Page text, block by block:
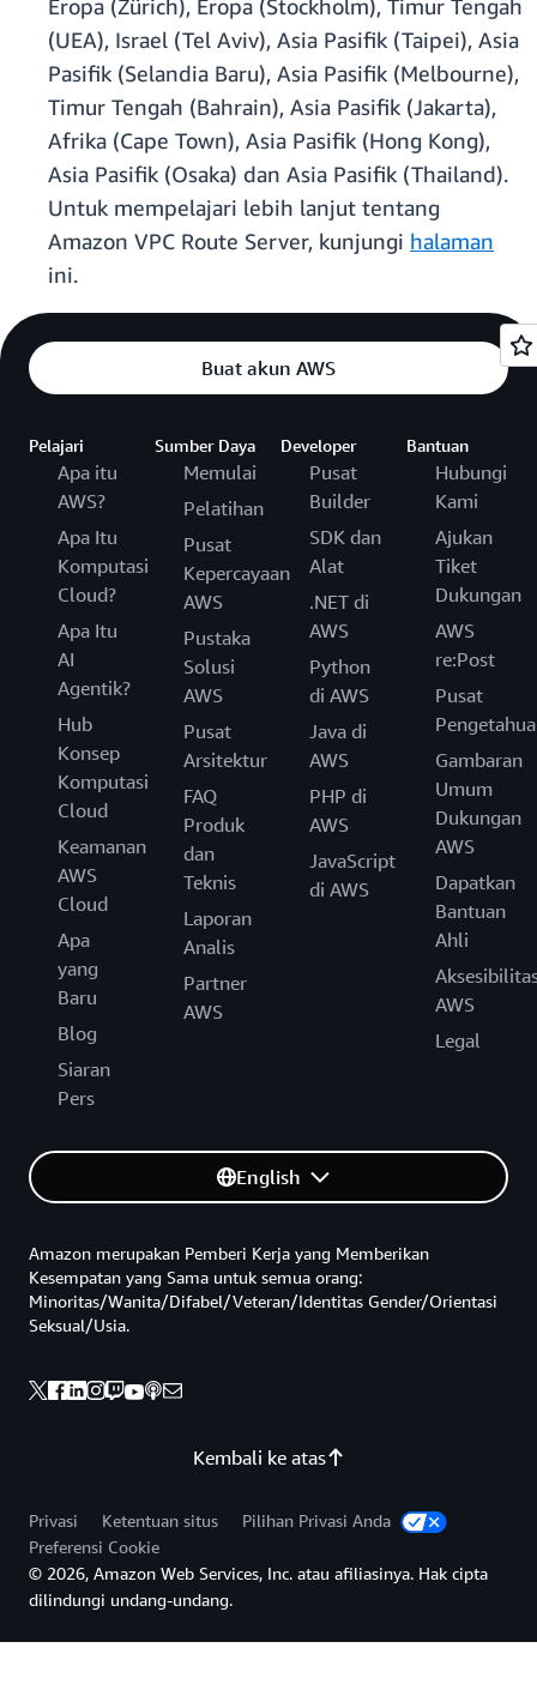
Eropa (Zürich), Eropa (Stockholm), Timur Tengah
(UEA), Israel (Tel Aviv), Asia Pasifik (Taipei), Asia
Pasifik (Selandia Baru), Asia Pasifik (Melbourne),
Timur Tengah (Bahrain), Asia Pasifik (Jakarta),
Afrika (Cape Town), Asia Pasifik (Hong Kong),
Asia Pasifik (Osaka) dan Asia Pasifik (Thailand).
Untuk mempelajari lebih lanjut tentang
Amazon VPC Route Server, kunjungi halaman
ini.
Buat akun AWS
Pelajari
Apa itu
AWS?
Apa Itu
Komputasi
Cloud?
Apa Itu
AI
Agentik?
Hub
Konsep
Komputasi
Cloud
Keamanan
AWS
Cloud
Apa
yang
Baru
Blog
Siaran
Pers
Sumber Daya
Memulai
Pelatihan
Pusat
Kepercayaan
AWS
Pustaka
Solusi
AWS
Pusat
Arsitektur
FAQ
Produk
dan
Teknis
Laporan
Analis
Partner
AWS
Developer
Pusat
Builder
SDK dan
Alat
.NET di
AWS
Python
di AWS
Java di
AWS
PHP di
AWS
JavaScript
di AWS
Bantuan
Hubungi
Kami
Ajukan
Tiket
Dukungan
AWS
re:Post
Pusat
Gambaran
Umum
Dukungan
AWS
Dapatkan
Bantuan
Ahli
AWS
Legal
English
Kembali ke atas
Amazon merupakan Pemberi Kerja yang Memberikan
Kesempatan yang Sama untuk semua orang:
Minoritas/Wanita/Difabel/Veteran/Identitas Gender/Orientasi
Seksual/Usia.
Privasi Ketentuan situs
Pilihan Privasi Anda
Preferensi Cookie
© 2026, Amazon Web Services, Inc. atau afiliasinya. Hak cipta
dilindungi undang-undang.